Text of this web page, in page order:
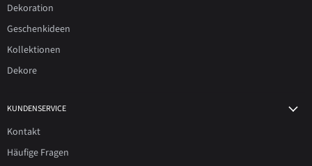
Dekoration
Geschenkideen
Kollektionen
Dekore
KUNDENSERVICE
Kontakt
Häufige Fragen